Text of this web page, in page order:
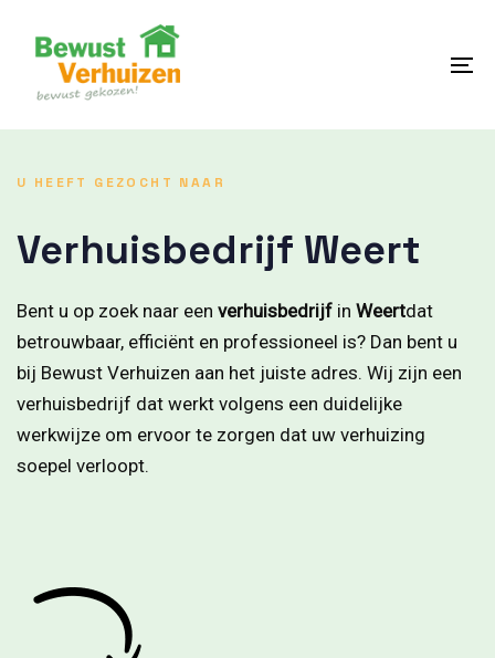
content
U HEEFT GEZOCHT NAAR
Verhuisbedrijf Weert
Bent u op zoek naar een verhuisbedrijf in Weertdat
betrouwbaar, efficiënt en professioneel is? Dan bent u
bij Bewust Verhuizen aan het juiste adres. Wij zijn een
verhuisbedrijf dat werkt volgens een duidelijke
werkwijze om ervoor te zorgen dat uw verhuizing
soepel verloopt.